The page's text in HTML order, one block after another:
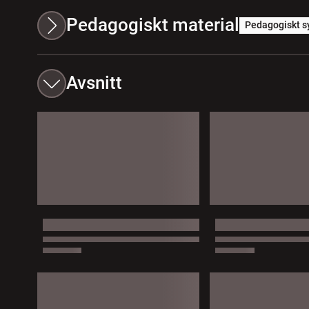
Pedagogiskt material Pedagogiskt
Avsnitt